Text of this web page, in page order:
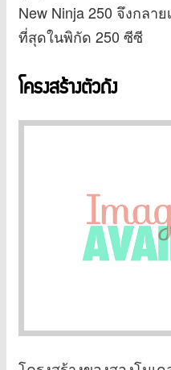
New Ninja 250 จึงกลา
ที่สุดในพิกัด 250 ซีซี
โครงสร้างตัวถัง